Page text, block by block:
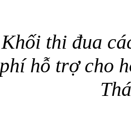
thi đua
hỗ trợ cho